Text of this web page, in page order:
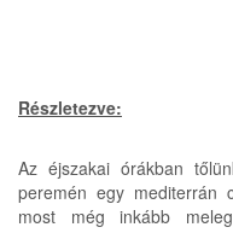
Részletezve:
Az éjszakai órákban
peremén egy mediterrán
most még inkább